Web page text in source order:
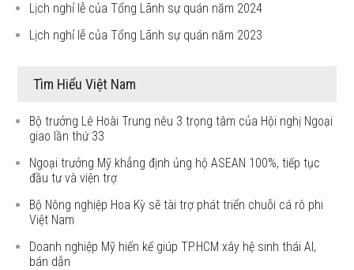
Lịch nghỉ lễ của Tổng Lãnh sự quán năm 2024
Lịch nghỉ lễ của Tổng Lãnh sự quán năm 2023
Tìm Hiểu Việt Nam
Bộ trưởng Lê Hoài Trung nêu 3 trọng tâm của Hội nghị Ngoại
giao lần thứ 33
Ngoại trưởng Mỹ khẳng định ủng hộ ASEAN 100%, tiếp tục
đầu tư và viện trợ
Bộ Nông nghiệp Hoa Kỳ sẽ tài trợ phát triển chuỗi cá rô phi
Việt Nam
Doanh nghiệp Mỹ hiến kế giúp TP.HCM xây hệ sinh thái AI,
bán dẫn